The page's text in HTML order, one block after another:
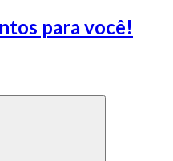
para você!